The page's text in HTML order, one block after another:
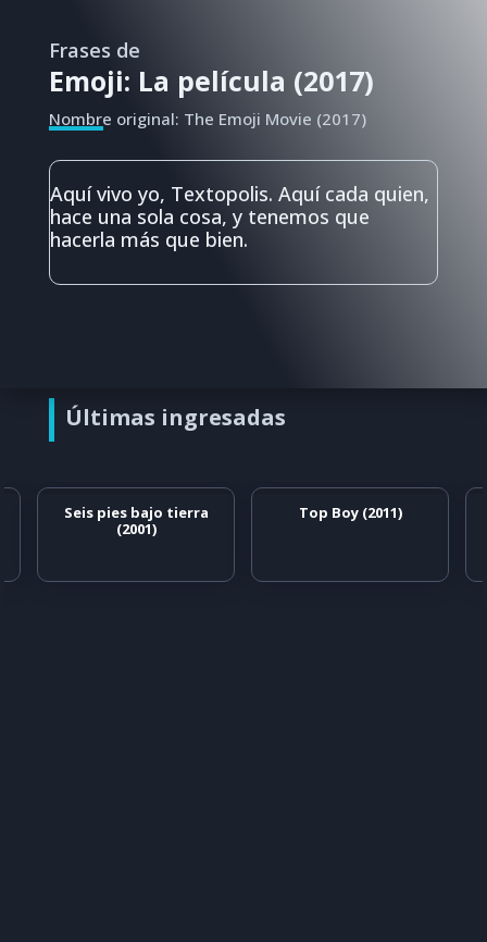
Frases de
Emoji: La película (2017)
Nombre original: The Emoji Movie (2017)
Aquí vivo yo, Textopolis. Aquí cada quien,
hace una sola cosa, y tenemos que
hacerla más que bien.
Últimas ingresadas
Seis pies bajo tierra
(2001)
Top Boy (2011)